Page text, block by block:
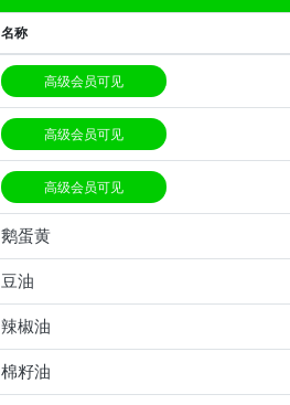
名称
高级会员可见
高级会员可见
高级会员可见
鹅蛋黄
豆油
辣椒油
棉籽油